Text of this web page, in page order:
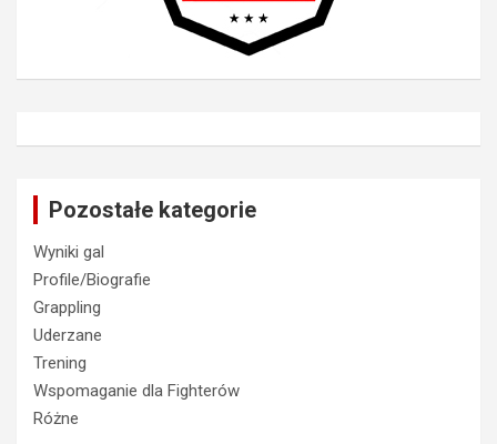
Pozostałe kategorie
Wyniki gal
Profile/Biografie
Grappling
Uderzane
Trening
Wspomaganie dla Fighterów
Różne